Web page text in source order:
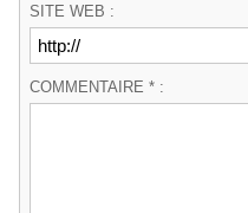
SITE WEB :
COMMENTAIRE * :